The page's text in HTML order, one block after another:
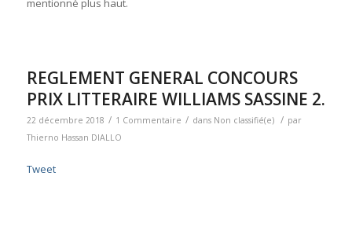
mentionné plus haut.
REGLEMENT GENERAL CONCOURS
PRIX LITTERAIRE WILLIAMS SASSINE 2.
22 décembre 2018 / 1 Commentaire / dans Non classifié(e) / par
Thierno Hassan DIALLO
Tweet